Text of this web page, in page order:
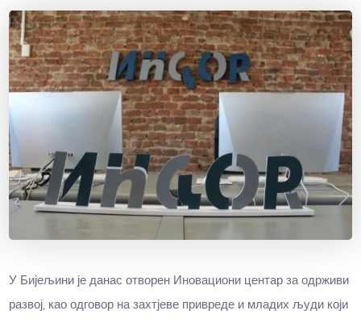
У Бијељини је данас отворен Иновациони центар за одрживи
развој, као одговор на захтјеве привреде и младих људи који